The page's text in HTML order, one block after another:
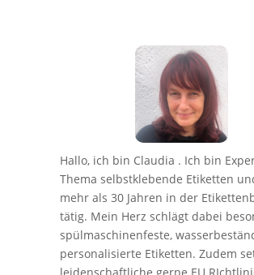
Hallo, ich bin Claudia . Ich bin
Thema selbstklebende Etiketten
mehr als 30 Jahren in der
tätig. Mein Herz schlägt dabei
spülmaschinenfeste,
personalisierte Etiketten. Zudem